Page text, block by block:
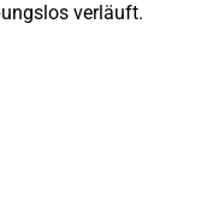
verläuft.